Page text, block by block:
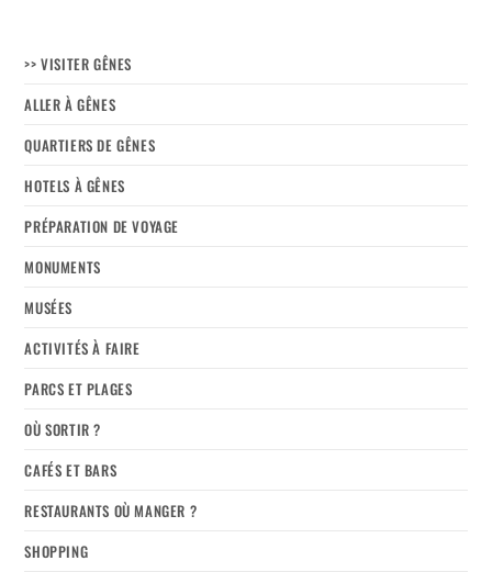
>> VISITER GÊNES
ALLER À GÊNES
QUARTIERS DE GÊNES
HOTELS À GÊNES
PRÉPARATION DE VOYAGE
MONUMENTS
MUSÉES
ACTIVITÉS À FAIRE
PARCS ET PLAGES
OÙ SORTIR ?
CAFÉS ET BARS
RESTAURANTS OÙ MANGER ?
SHOPPING